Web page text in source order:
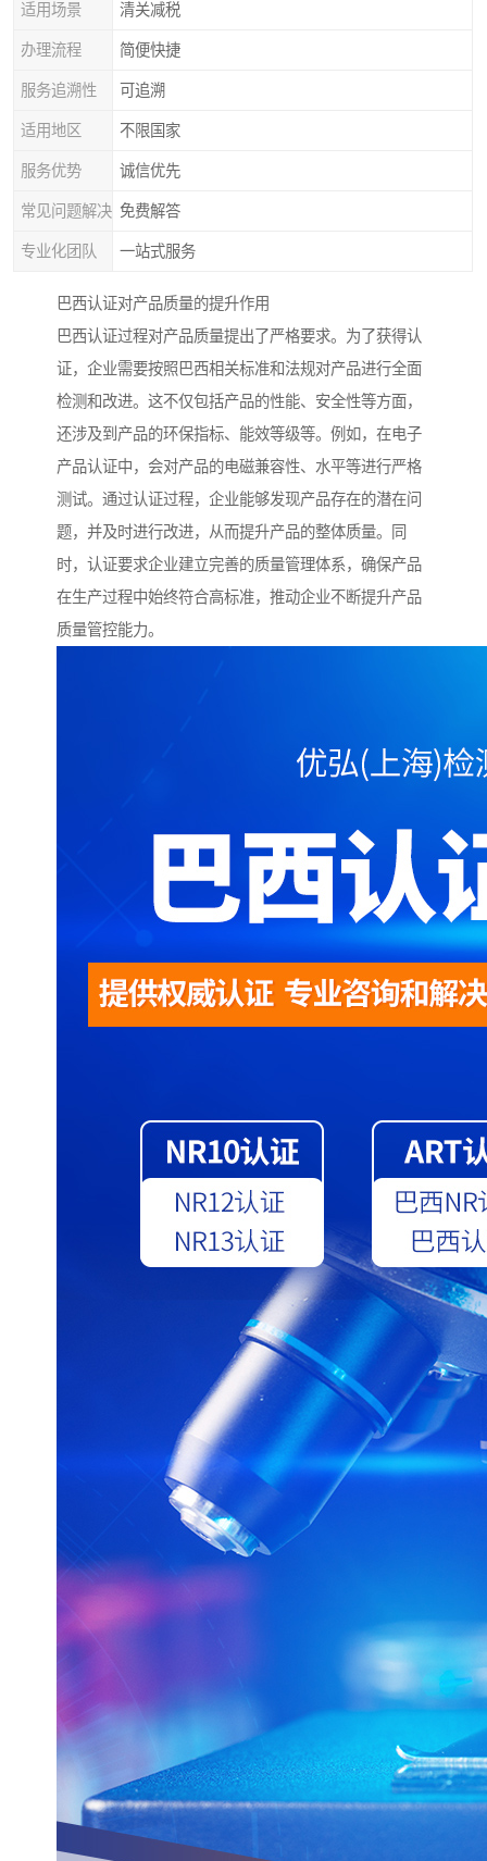
适用场景 清关减税
办理流程 简便快捷
服务追溯性 可追溯
适用地区 不限国家
服务优势 诚信优先
常见问题解决 免费解答
专业化团队 一站式服务
巴西认证对产品质量的提升作用
巴西认证过程对产品质量提出了严格要求。为了获得认
证，企业需要按照巴西相关标准和法规对产品进行全面
检测和改进。这不仅包括产品的性能、安全性等方面，
还涉及到产品的环保指标、能效等级等。例如，在电子
产品认证中，会对产品的电磁兼容性、水平等进行严格
测试。通过认证过程，企业能够发现产品存在的潜在问
题，并及时进行改进，从而提升产品的整体质量。同
时，认证要求企业建立完善的质量管理体系，确保产品
在生产过程中始终符合高标准，推动企业不断提升产品
质量管控能力。